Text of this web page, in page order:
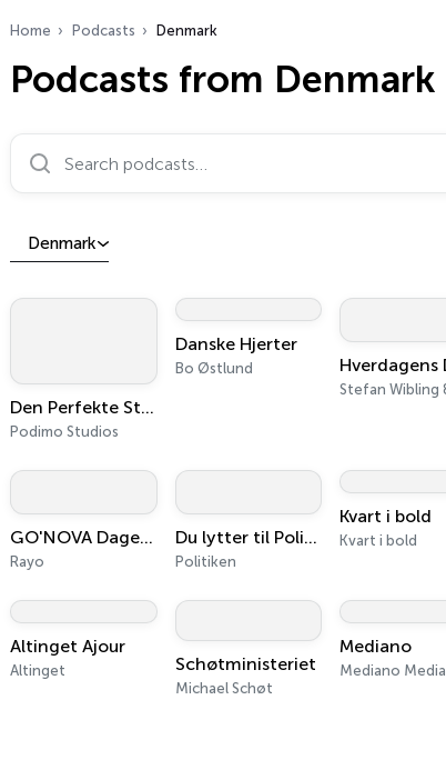
Home Podcasts Denmark
Podcasts from Denmark
Search podcasts…
Denmark
Den Perfekte Storm - Den store samtale om AI
Podimo Studios
Danske Hjerter
Bo Østlund
GO'NOVA Dagens Udvalgte
Rayo
Du lytter til Politiken
Politiken
Kvart i bold
Kvart i bold
Altinget Ajour
Altinget Schøtministeriet
Michael Schøt
Mediano
Mediano Media